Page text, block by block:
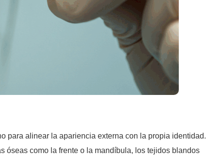
para alinear la apariencia externa con la propia identidad.
óseas como la frente o la mandíbula, los tejidos blandos